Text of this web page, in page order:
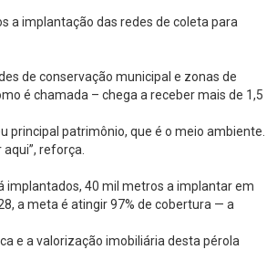
a implantação das redes de coleta para
de conservação municipal e zonas de
é chamada – chega a receber mais de 1,5
principal patrimônio, que é o meio ambiente.
reforça.
implantados, 40 mil metros a implantar em
a meta é atingir 97% de cobertura — a
e a valorização imobiliária desta pérola